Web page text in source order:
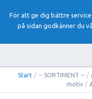
För att ge dig bättre
på sidan godkänner du
Start / -- SORTIMENT -- /
motiv /